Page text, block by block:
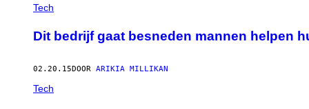
AUTHOR
Tech
Dit bedrijf gaat besneden mannen helpen
02.20.15DOOR ARIKIA MILLIKAN
Tech